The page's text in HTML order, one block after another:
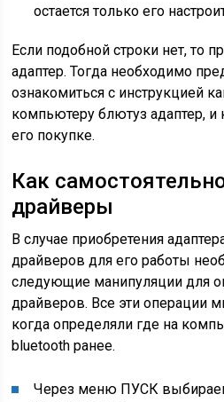
остается только его
Если подобной строки нет, то
адаптер. Тогда необходимо
ознакомиться с инструкцией
компьютеру блютуз адаптер, и
его покупке.
Как
драйверы
В случае приобретения
драйверов для его работы
следующие манипуляции для
драйверов. Все эти операции
когда определяли где на
bluetooth ранее.
Через меню ПУСК